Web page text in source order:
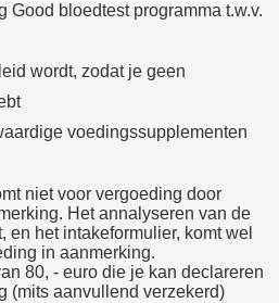
Good bloedtest programma t.w.v.
wordt, zodat je geen
voedingssupplementen
niet voor vergoeding door
Het annalyseren van de
en het intakeformulier, komt wel
in aanmerking.
80, - euro die je kan declareren
(mits aanvullend verzekerd)